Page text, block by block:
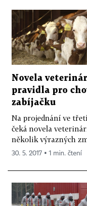
Novela
pravidla pro
zabíjačku
Na projednání ve
čeká novela
několik výrazných
30. 5. 2017 ▪ 1 min. čtení